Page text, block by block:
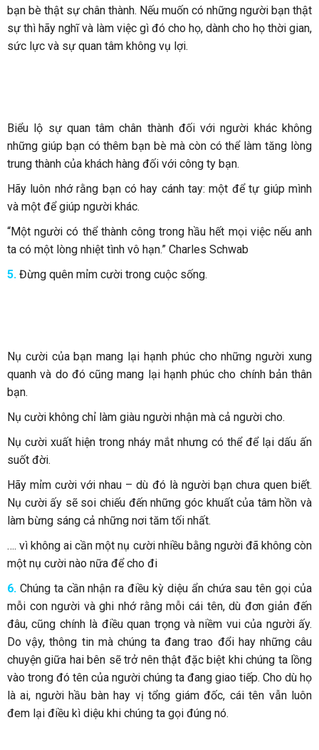
bạn bè thật sự chân thành. Nếu muốn có những người bạn thật
sự thì hãy nghĩ và làm việc gì đó cho họ, dành cho họ thời gian,
sức lực và sự quan tâm không vụ lợi.
Biểu lộ sự quan tâm chân thành đối với người khác không
những giúp bạn có thêm bạn bè mà còn có thể làm tăng lòng
trung thành của khách hàng đối với công ty bạn.
Hãy luôn nhớ rằng bạn có hay cánh tay: một để tự giúp mình
và một để giúp người khác.
“Một người có thể thành công trong hầu hết mọi việc nếu anh
ta có một lòng nhiệt tình vô hạn.” Charles Schwab
5. Đừng quên mỉm cười trong cuộc sống.
Nụ cười của bạn mang lại hạnh phúc cho những người xung
quanh và do đó cũng mang lại hạnh phúc cho chính bản thân
bạn.
Nụ cười không chỉ làm giàu người nhận mà cả người cho.
Nụ cười xuất hiện trong nháy mắt nhưng có thể để lại dấu ấn
suốt đời.
Hãy mỉm cười với nhau – dù đó là người bạn chưa quen biết.
Nụ cười ấy sẽ soi chiếu đến những góc khuất của tâm hồn và
làm bừng sáng cả những nơi tăm tối nhất.
…. vì không ai cần một nụ cười nhiều bằng người đã không còn
một nụ cười nào nữa để cho đi
6. Chúng ta cần nhận ra điều kỳ diệu ẩn chứa sau tên gọi của
mỗi con người và ghi nhớ rằng mỗi cái tên, dù đơn giản đến
đâu, cũng chính là điều quan trọng và niềm vui của người ấy.
Do vậy, thông tin mà chúng ta đang trao đổi hay những câu
chuyện giữa hai bên sẽ trở nên thật đặc biệt khi chúng ta lồng
vào trong đó tên của người chúng ta đang giao tiếp. Cho dù họ
là ai, người hầu bàn hay vị tổng giám đốc, cái tên vẫn luôn
đem lại điều kì diệu khi chúng ta gọi đúng nó.